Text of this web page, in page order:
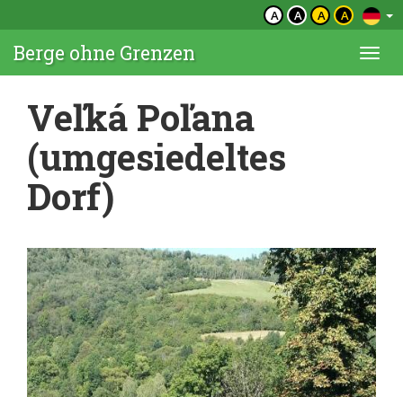
A A A A
Berge ohne Grenzen
Veľká Poľana
(umgesiedeltes
Dorf)